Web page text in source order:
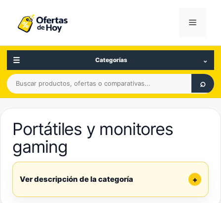
contenido
Menú
☰ Categorías ⌄
Buscar
productos,
comparativas
⌕
Portátiles y monitores
gaming
Ver descripción de la categoría +